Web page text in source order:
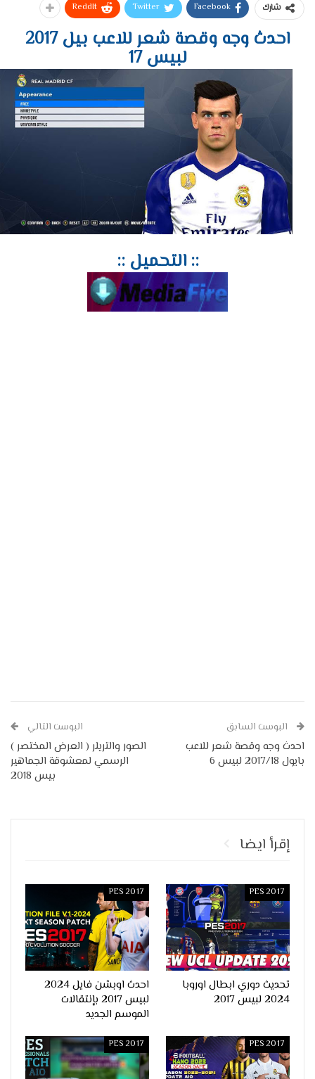
شارك Facebook
Twitter
ReddIt
احدث وجه وقصة شعر للاعب بيل 2017
لبيس 17
:: التحميل ::
البوست السابق
احدث وجه وقصة شعر للاعب
بايول 2017/18 لبيس 6
البوست التالي
الصور والتريلر ( العرض المختصر )
الرسمي لمعشوقة الجماهير
بيس 2018
إقرأ ايضا
PES 2017
تحديث دوري ابطال اوروبا
2024 لبيس 2017
PES 2017
احدث اوبشن فايل 2024
لبيس 2017 بإنتقالات
الموسم الجديد
PES 2017
PES 2017